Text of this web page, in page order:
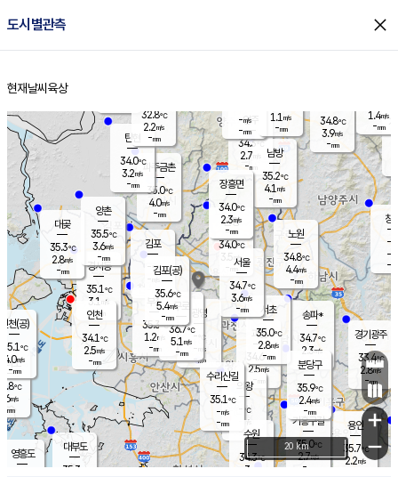
도시별관측 close
홈
현재날씨 육상
의도
℃
m/s
mm
영흥도
양주
34.3℃
2.7
-mm
과천
34.6℃
2.5m/s
- mm
용인
35.7℃
2.2m/s
경기광주
33.4℃
2.8m/s
-mm
대부도
35.3
경서동
35.1℃
3.1 m/s
-mm
파주금촌
35.0℃
4.0m/s
-mm
34.8℃
3.9m/s
-mm
대곶
35.3℃
2.8m/s
-mm
창
-
-m/
-
탄현
34.0℃
3.2m/s
-mm
1.4m/s
-mm
의왕
- ℃
m/s
mm
김포
- ℃
-m/s
mm
광명
- ℃
-m/s
-mm
부천
35.3℃
1.2m/s
-mm
양촌
35.5℃
3.6m/s
-mm
구로
36.7℃
5.1 m/s
-mm
은평
34.0℃
3.5 m/s
- mm
노원
34.8℃
4.4m/s
-mm
송파*
34.7℃
2.3m/s
-mm
서초
35.0℃
2.8m/s
-mm
남방
35.2℃
4.1 m/s
-mm
기흥구갈
35.0℃
2.7m/s
-
수리산길
35.1℃
-m/s
-mm
분당구
35.9℃
2.4m/s
-mm
장흥면
34.0℃
2.3m/s
-mm
-m/s
-mm
인천(공)
35.1℃
4.0m/s
-mm
김포(공)
35.6℃
5.4m/s
-mm
수원
34.3℃
3 m/s
인천
34.1℃
2.5m/s
-mm
서울
34.7℃
3.6m/s
-mm
32.8℃
2.2m/s
-mm
1.1 m/s
-mm
+
−
20 km